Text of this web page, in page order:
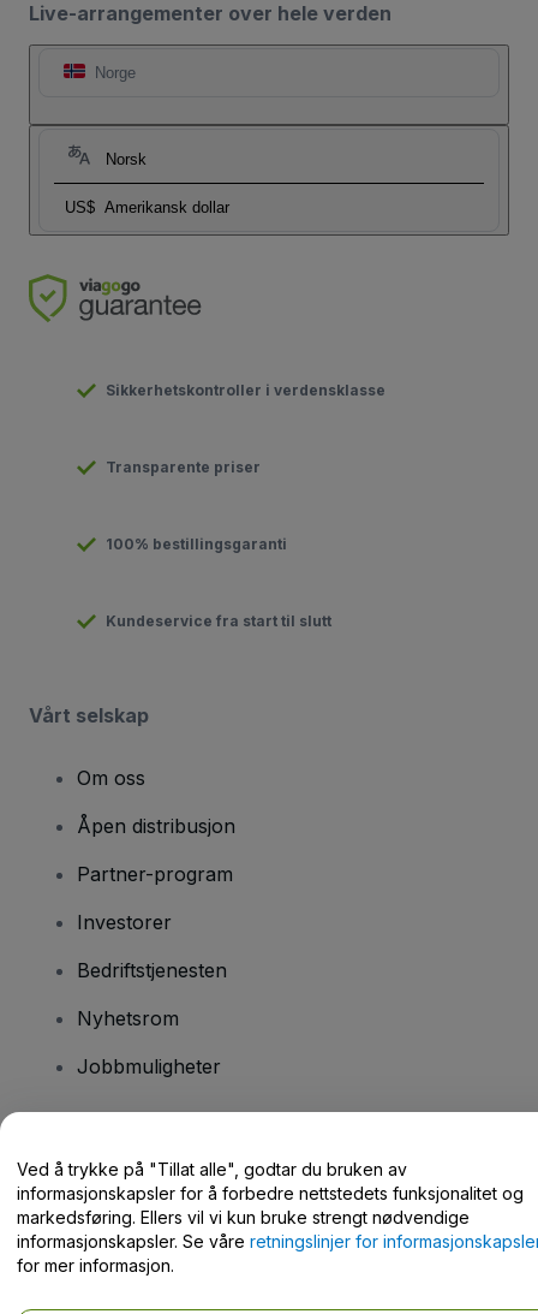
Live-arrangementer over hele verden
Norge
Norsk
US$ Amerikansk dollar
Sikkerhetskontroller i verdensklasse
Transparente priser
100% bestillingsgaranti
Kundeservice fra start til slutt
Vårt selskap
Om oss
Åpen distribusjon
Partner-program
Investorer
Bedriftstjenesten
Nyhetsrom
Jobbmuligheter
Hjelpesenter / kontakt oss
Ved å trykke på "Tillat alle", godtar du bruken av
informasjonskapsler for å forbedre nettstedets funksjonalitet og
markedsføring. Ellers vil vi kun bruke strengt nødvendige
informasjonskapsler. Se våre retningslinjer for
for mer informasjon.